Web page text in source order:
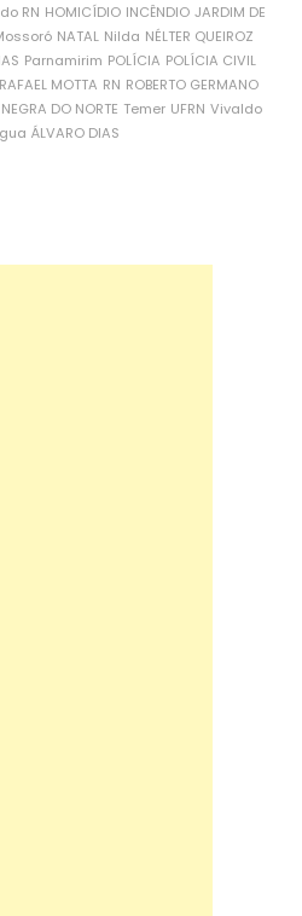
RN HOMICÍDIO INCÊNDIO JARDIM DE
NATAL Nilda NÉLTER QUEIROZ
Parnamirim POLÍCIA POLÍCIA CIVIL
RAFAEL MOTTA RN ROBERTO GERMANO
DO NORTE Temer UFRN Vivaldo
ÁLVARO DIAS